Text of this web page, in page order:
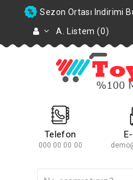
Sezon Ortası Indirimi
A. Listem (0)
Telefon
000 00 00 00